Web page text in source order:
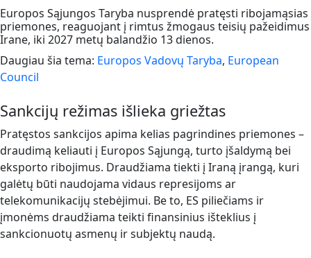
Europos Sąjungos Taryba nusprendė pratęsti ribojamąsias
priemones, reaguojant į rimtus žmogaus teisių pažeidimus
Irane, iki 2027 metų balandžio 13 dienos.
Daugiau šia tema: Europos Vadovų Taryba, European
Council
Sankcijų režimas išlieka griežtas
Pratęstos sankcijos apima kelias pagrindines priemones –
draudimą keliauti į Europos Sąjungą, turto įšaldymą bei
eksporto ribojimus. Draudžiama tiekti į Iraną įrangą, kuri
galėtų būti naudojama vidaus represijoms ar
telekomunikacijų stebėjimui. Be to, ES piliečiams ir
įmonėms draudžiama teikti finansinius išteklius į
sankcionuotų asmenų ir subjektų naudą.